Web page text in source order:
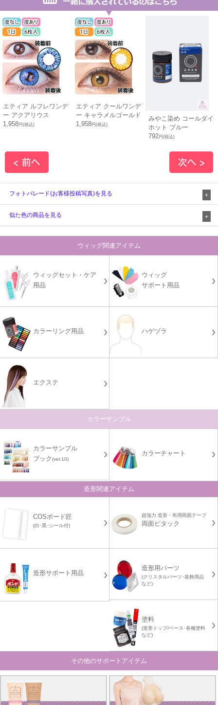
エティア ルフレワンデ
ー アクアリウス
1,958円(税込)
エティア クールワンデ
ー キャラメルゴールド
1,958円(税込)
みやこ染め コールダイ
ホット ブルー
792円(税込)
フォトパレード(お客様投稿写真)を見る
似た色の商品を見る
ウィッグ関連アイテム
ウィッグセット・ケア
用品
ウィッグ
サポート用品
カラーリング用品 ハゲヅラ
エクステ
カラーサンプル
カラーサンプル
ブック(ver.10)
カラーチャート
造形関連アイテム
COSボード匠
(白･黒･シール付)
超強力 造形・布用両面テープ
両面ピタック
造形サポート用品
造形用パーツ
(クリスタルパーツ･装飾用品
など)
塗料
(造形トップ/ベース･各種塗料
など)
その他のサポートアイテム